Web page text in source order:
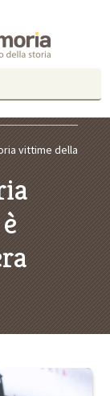
vittime della